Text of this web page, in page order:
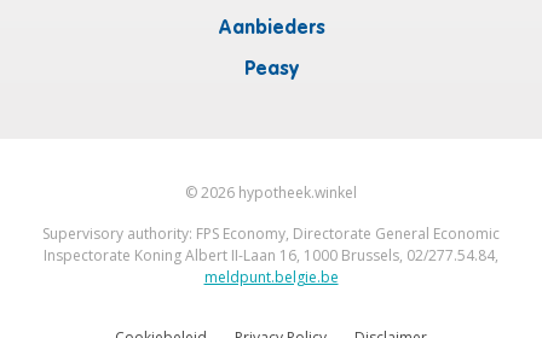
Aanbieders
Peasy
©2026 hypotheek.winkel
Supervisory authority: FPS Economy, Directorate General Economic
Inspectorate Koning Albert II-Laan 16, 1000 Brussels, 02/277.54.84,
meldpunt.belgie.be